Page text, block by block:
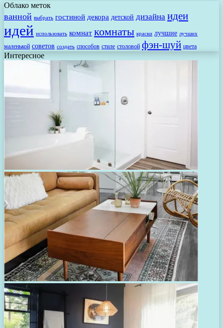
Облако меток
ванной выбрать гостиной декора детской дизайна идеи
идей использовать комнат комнаты краски лучшие лучших
маленькой советов создать способов стиле столовой фэн-шуй цвета
Интересное